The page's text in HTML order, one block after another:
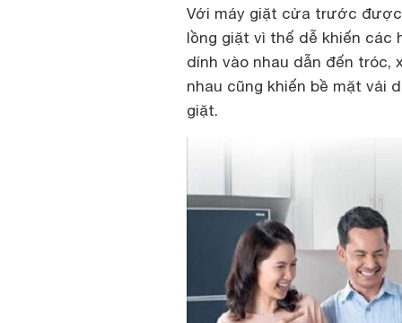
Với máy giặt cửa trước
lồng giặt vì thế dễ khiến các
dính vào nhau dẫn đến tróc,
nhau cũng khiến bề mặt vải
giặt.